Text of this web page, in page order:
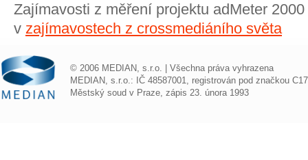
Zajímavosti z měření projektu adMeter
v zajímavostech z crossmediáního světa
© 2006 MEDIAN, s.r.o. | Všechna práva vyhrazena
MEDIAN, s.r.o.: IČ 48587001, registrován pod značkou
Městský soud v Praze, zápis 23. února 1993